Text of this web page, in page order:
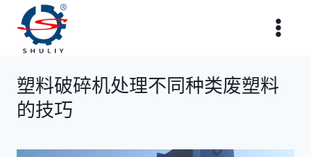
塑料破碎机处理不同种类废塑料
的技巧